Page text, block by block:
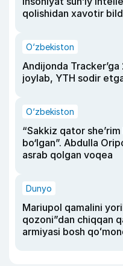
qolishidan xavotir
O‘zbekiston
Andijonda
joylab, YTH sodir
O‘zbekiston
“Sakkiz qator
bo‘lgan”. Abdulla
asrab qolgan voqea
Dunyo
Mariupol qamalini
qozoni”dan chiqqan
armiyasi bosh